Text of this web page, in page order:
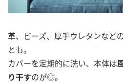
革、ビーズ、厚手ウレタンなど
とも。
カバーを定期的に洗い、本体は
り干すのが◎。